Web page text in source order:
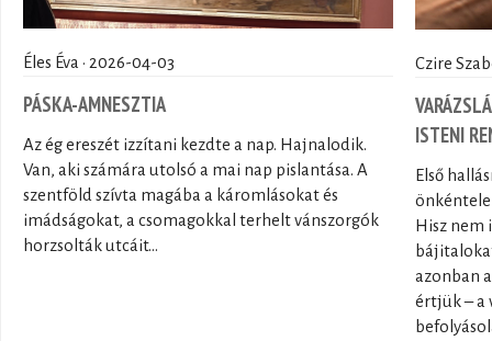
Éles Éva · 2026-04-03
PÁSKA-AMNESZTIA
Az ég ereszét izzítani kezdte a nap. Hajnalodik.
Van, aki számára utolsó a mai nap pislantása. A
szentföld szívta magába a káromlásokat és
imádságokat, a csomagokkal terhelt vánszorgók
horzsolták utcáit...
Czire
ISTENI
Első
Hisz nem
azonban
értjük – a